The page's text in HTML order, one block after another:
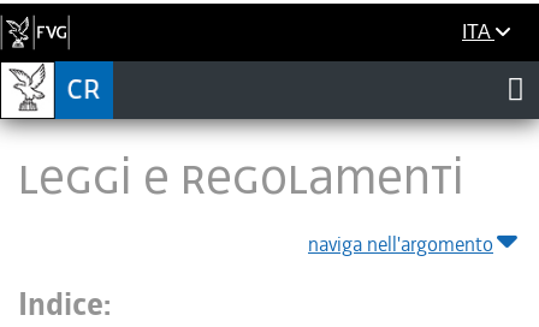
ITA
LEGGI E REGOLAMENTI
naviga nell'argomento
Indice: